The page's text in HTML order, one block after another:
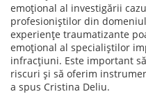
emoțional al investigării
profesioniștilor din
experiențe traumatizante
emoțional al specialiștilor
infracțiuni. Este important
riscuri și să oferim
a spus Cristina Deliu.